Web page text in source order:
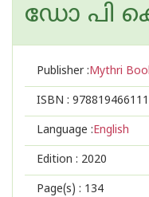
ഡോ പി
Publisher :Mythri
ISBN :
Language :English
Edition : 2020
Page(s) : 134